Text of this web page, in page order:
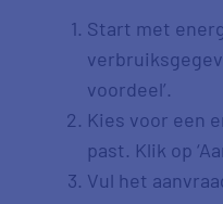
Start met
voordeel’.
Kies voor een
past. Klik op
Vul het